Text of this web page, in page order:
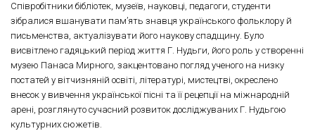
Співробітники бібліотек, музеїв, науковці, педагоги, студенти
зібралися вшанувати пам’ять знавця українського фольклору й
письменства, актуалізувати його наукову спадщину. Було
висвітлено гадяцький період життя Г. Нудьги, його роль у створенні
музею Панаса Мирного, закцентовано погляд ученого на низку
постатей у вітчизняній освіті, літературі, мистецтві, окреслено
внесок у вивчення української пісні та її рецепції на міжнародній
арені, розглянуто сучасний розвиток досліджуваних Г. Нудьгою
культурних сюжетів.